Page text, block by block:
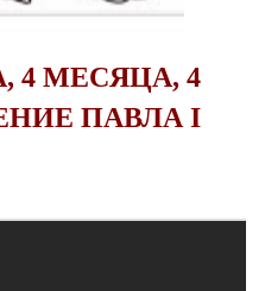
4
ПАВЛА I